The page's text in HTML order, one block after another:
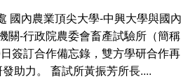
國內農業頂尖大學-中興大學與國內
關-行政院農委會畜產試驗所（簡稱
簽訂合作備忘錄，雙方學研合作再
助力。 畜試所黃振芳所長....